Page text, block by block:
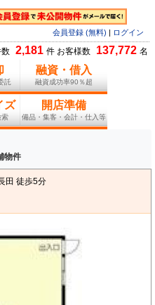
会員登録 (無料) ログイン
2,181 件 お客様数 137,772 名
託
融資・借入
融資成功率90％超
ズ
索
開店準備
備品・集客・会計・仕入等
物件
田 徒歩5分